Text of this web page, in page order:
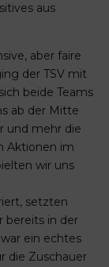
aus
aber faire
der TSV mit
beide Teams
ab der Mitte
und mehr die
Aktionen im
wir uns
setzten
bereits in der
ein echtes
die Zuschauer